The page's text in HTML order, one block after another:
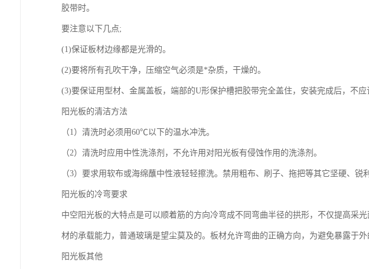
胶带时。
要注意以下几点;
(1)保证板材边缘都是光滑的。
(2)要将所有孔吹干净，压缩空气必须是*杂质，干燥的。
(3)要保证用型材、金属盖板，端部的U形保护槽把胶带完全盖住，安装完成后，不应
阳光板的清洁方法
（1）清洗时必须用60℃以下的温水冲洗。
（2）清洗时应用中性洗涤剂，不允许用对阳光板有侵蚀作用的洗涤剂。
（3）要求用软布或海绵蘸中性液轻轻擦洗。禁用粗布、刷子、拖把等其它坚硬、锐
阳光板的冷弯要求
中空阳光板的大特点是可以顺着筋的方向冷弯成不同弯曲半径的拱形，不仅提高采
材的承载能力，普通玻璃是望尘莫及的。板材允许弯曲的正确方向，为避免暴露于
阳光板其他